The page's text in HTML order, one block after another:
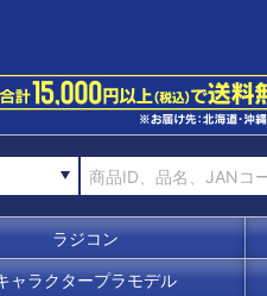
ラジコン
ャラクタープラモデル